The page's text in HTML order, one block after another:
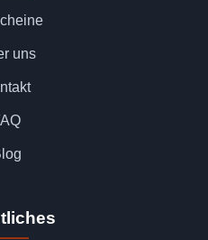
uns